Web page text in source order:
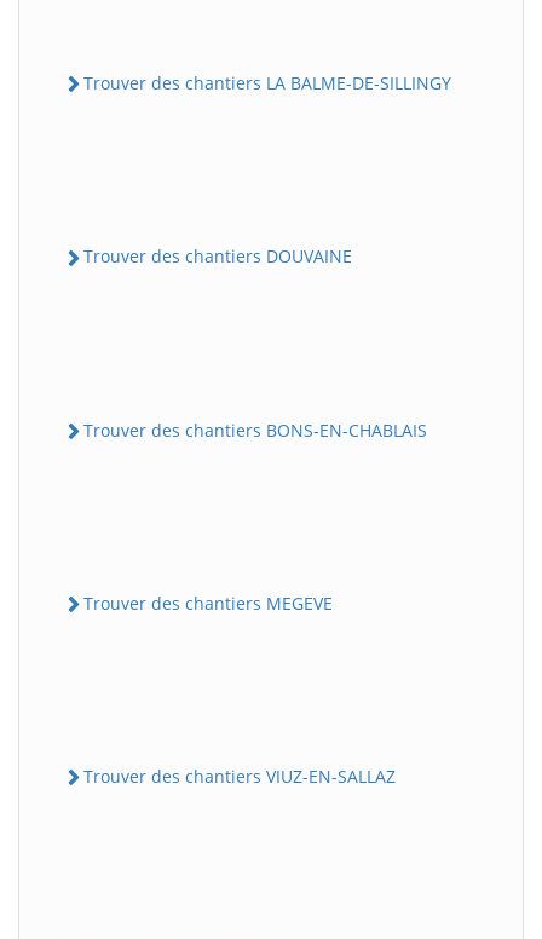
Trouver des chantiers LA BALME-DE-SILLINGY
Trouver des chantiers DOUVAINE
Trouver des chantiers BONS-EN-CHABLAIS
Trouver des chantiers MEGEVE
Trouver des chantiers VIUZ-EN-SALLAZ